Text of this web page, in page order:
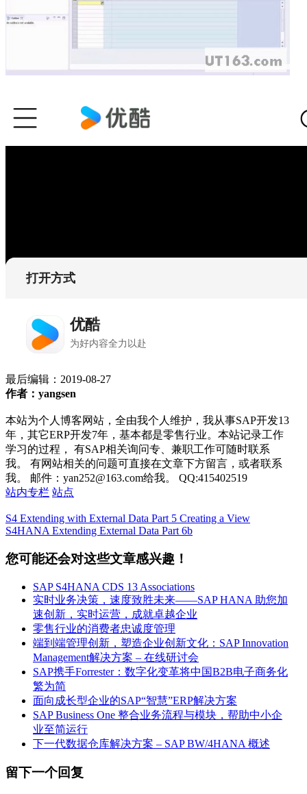
最后编辑： 2019-08-27
作者：yangsen
本站为个人博客网站，全由我个人维护，我从事SAP开发13
年，其它ERP开发7年，基本都是零售行业。本站记录工作
学习的过程， 有SAP相关询问专、兼职工作可随时联系
我。 有网站相关的问题可直接在文章下方留言，或者联系
我。 邮件：yan252@163.com给我。 QQ:415402519
站内专栏 站点
S4 Extending with External Data Part 5 Creating a View
S4HANA Extending External Data Part 6b
您可能还会对这些文章感兴趣！
SAP S4HANA CDS 13 Associations
实时业务决策，速度致胜未来——SAP HANA 助您加
速创新，实时运营，成就卓越企业
零售行业的消费者忠诚度管理
端到端管理创新，塑造企业创新文化：SAP Innovation
Management解决方案 – 在线研讨会
SAP携手Forrester：数字化变革将中国B2B电子商务化
繁为简
面向成长型企业的SAP“智慧”ERP解决方案
SAP Business One 整合业务流程与模块，帮助中小企
业至简运行
下一代数据仓库解决方案 – SAP BW/4HANA 概述
留下一个回复